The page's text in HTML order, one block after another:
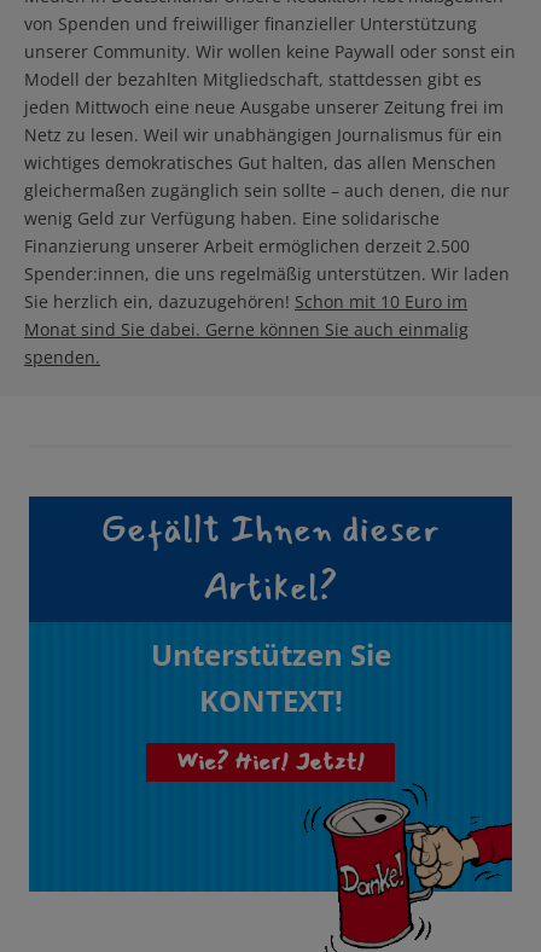
von Spenden und freiwilliger finanzieller Unterstützung
unserer Community. Wir wollen keine Paywall oder sonst ein
Modell der bezahlten Mitgliedschaft, stattdessen gibt es
jeden Mittwoch eine neue Ausgabe unserer Zeitung frei im
Netz zu lesen. Weil wir unabhängigen Journalismus für ein
wichtiges demokratisches Gut halten, das allen Menschen
gleichermaßen zugänglich sein sollte – auch denen, die nur
wenig Geld zur Verfügung haben. Eine solidarische
Finanzierung unserer Arbeit ermöglichen derzeit 2.500
Spender:innen, die uns regelmäßig unterstützen. Wir laden
Sie herzlich ein, dazuzugehören! Schon mit 10 Euro im
Monat sind Sie dabei. Gerne können Sie auch einmalig
spenden.
Gefällt Ihnen dieser
Artikel?
Unterstützen Sie
KONTEXT!
Wie? Hier! Jetzt!